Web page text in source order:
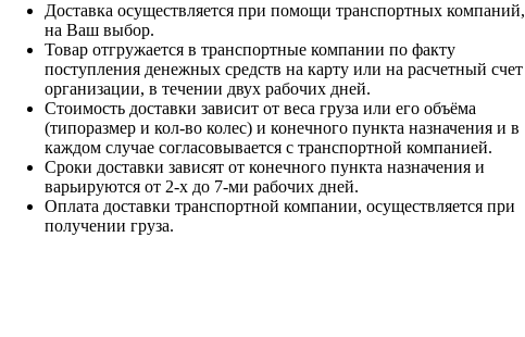
Доставка осуществляется при помощи транспортных компаний,
на Ваш выбор.
Товар отгружается в транспортные компании по факту
поступления денежных средств на карту или на расчетный счет
организации, в течении двух рабочих дней.
Стоимость доставки зависит от веса груза или его объёма
(типоразмер и кол-во колес) и конечного пункта назначения и в
каждом случае согласовывается с транспортной компанией.
Сроки доставки зависят от конечного пункта назначения и
варьируются от 2-х до 7-ми рабочих дней.
Оплата доставки транспортной компании, осуществляется при
получении груза.